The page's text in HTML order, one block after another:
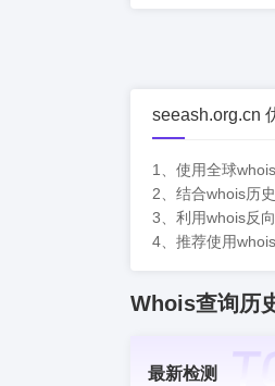
seeash.org.cn
1、使用全球
2、结合whois历
3、利用whois反
4、推荐使用
Whois查询历
最新检测